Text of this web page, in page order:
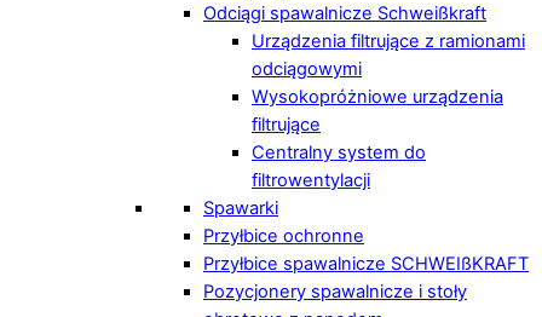
Odciągi spawalnicze Schweißkraft
Urządzenia filtrujące z ramionami
odciągowymi
Wysokopróżniowe urządzenia
filtrujące
Centralny system do
filtrowentylacji
Spawarki
Przyłbice ochronne
Przyłbice spawalnicze SCHWEIßKRAFT
Pozycjonery spawalnicze i stoły